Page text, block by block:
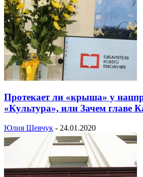
Протекает ли «крыша» у
«Культура», или Зачем главе
Юлия Шевчук - 24.01.2020